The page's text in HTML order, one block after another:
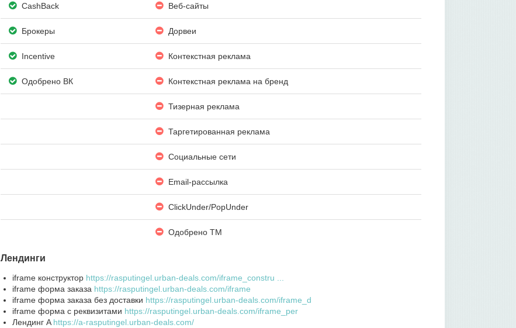
CashBack Веб-сайты
Брокеры Дорвеи
Incentive Контекстная реклама
Одобрено ВК Контекстная реклама на бренд
Тизерная реклама
Таргетированная реклама
Социальные сети
Email-рассылка
ClickUnder/PopUnder
Одобрено ТМ
Лендинги
iframe конструктор https://rasputingel.urban-deals.com/iframe_constru ...
iframe форма заказа https://rasputingel.urban-deals.com/iframe
iframe форма заказа без доставки https://rasputingel.urban-deals.com/iframe_d
iframe форма с реквизитами https://rasputingel.urban-deals.com/iframe_per
Лендинг A https://a-rasputingel.urban-deals.com/